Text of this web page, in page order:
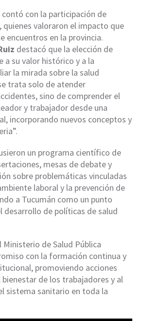
con la participación de
quienes valoraron el impacto que
encuentros en la provincia.
destacó que la elección de
a su valor histórico y a la
la mirada sobre la salud
trata solo de atender
sino de comprender el
y trabajador desde una
incorporando nuevos conceptos y
un programa científico de
mesas de debate y
sobre problemáticas vinculadas
laboral y la prevención de
a Tucumán como un punto
desarrollo de políticas de salud
Ministerio de Salud Pública
con la formación continua y
promoviendo acciones
de los trabajadores y al
sistema sanitario en toda la